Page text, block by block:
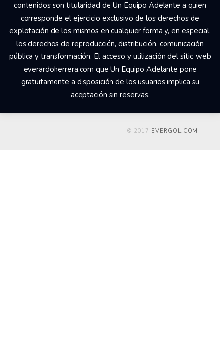
contenidos son titularidad de Un Equipo Adelante a quien
corresponde el ejercicio exclusivo de los derechos de
explotación de los mismos en cualquier forma y, en especial,
los derechos de reproducción, distribución, comunicación
pública y transformación. El acceso y utilización del sitio web
everardoherrera.com que Un Equipo Adelante pone
gratuitamente a disposición de los usuarios implica su
aceptación sin reservas.
© 2017 EVERGOL.COM